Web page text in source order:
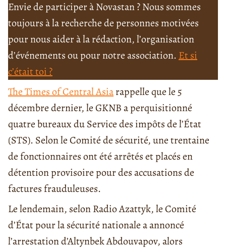
Envie de participer à Novastan ? Nous sommes
toujours à la recherche de personnes motivées
pour nous aider à la rédaction, l’organisation
d’événements ou pour notre association. Et si
c’était toi ?
The Times of Central Asiarappelle que le 5
décembre dernier, le GKNB a perquisitionné
quatre bureaux du Service des impôts de l’État
(STS). Selon le Comité de sécurité, une trentaine
de fonctionnaires ont été arrêtés et placés en
détention provisoire pour des accusations de
factures frauduleuses.
Le lendemain, selon Radio Azattyk, le Comité
d’État pour la sécurité nationale a annoncé
l’arrestation d’Altynbek Abdouvapov, alors